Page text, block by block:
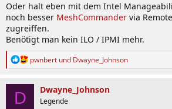
Oder halt eben mit dem Intel
noch besser MeshCommander via
zugreiffen.
Benötigt man kein ILO / IPMI mehr.
R
k
pwnbert und Dwayne_Johnson
D Dwayne_Johnson
Legende